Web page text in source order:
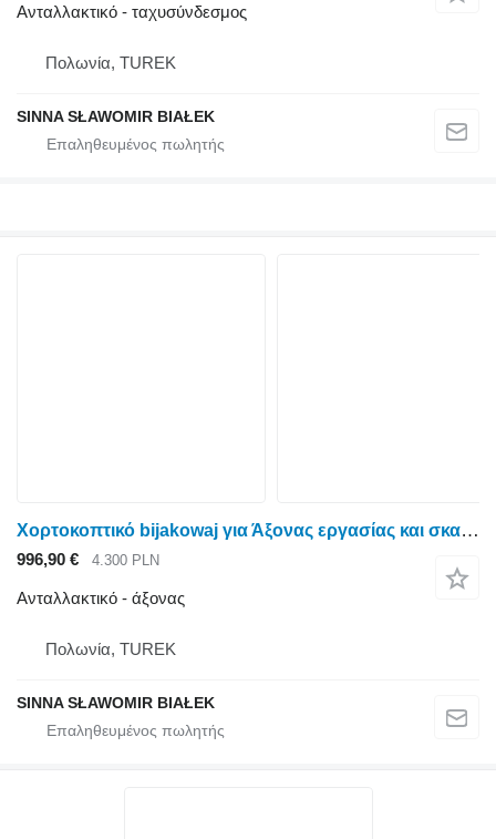
Ανταλλακτικό - ταχυσύνδεσμος
Πολωνία, TUREK
SINNA SŁAWOMIR BIAŁEK
Χορτοκοπτικό bijakowaj για Άξονας εργασίας και σκαψίματος για χλοοκοπτική μηχανή με μαχαίρια
996,90 € 4.300 PLN
Ανταλλακτικό - άξονας
Πολωνία, TUREK
SINNA SŁAWOMIR BIAŁEK